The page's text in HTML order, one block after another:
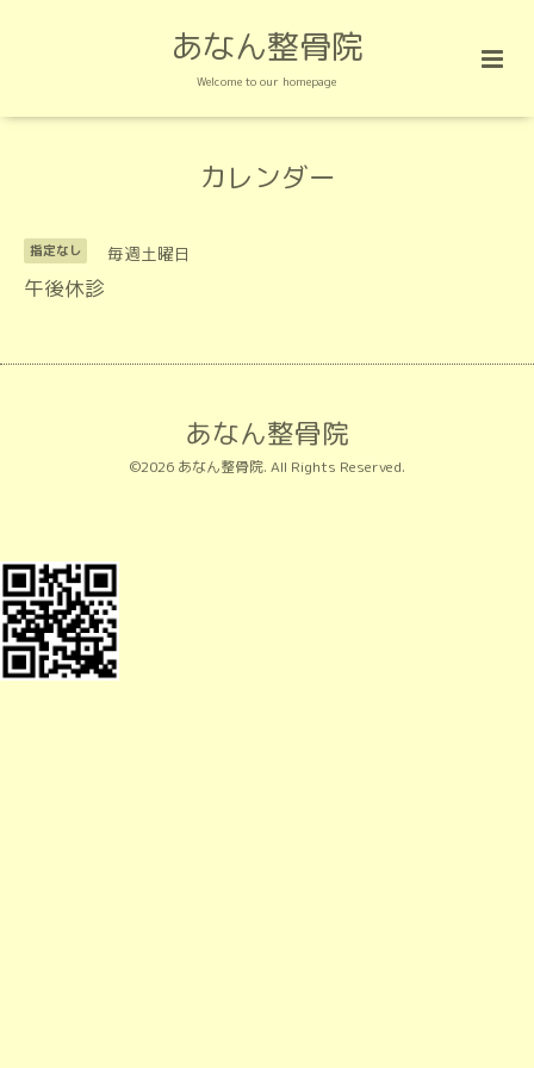
あなん整骨院
Welcome to our homepage
カレンダー
指定なし 毎週土曜日
午後休診
あなん整骨院
©2026 あなん整骨院. All Rights Reserved.